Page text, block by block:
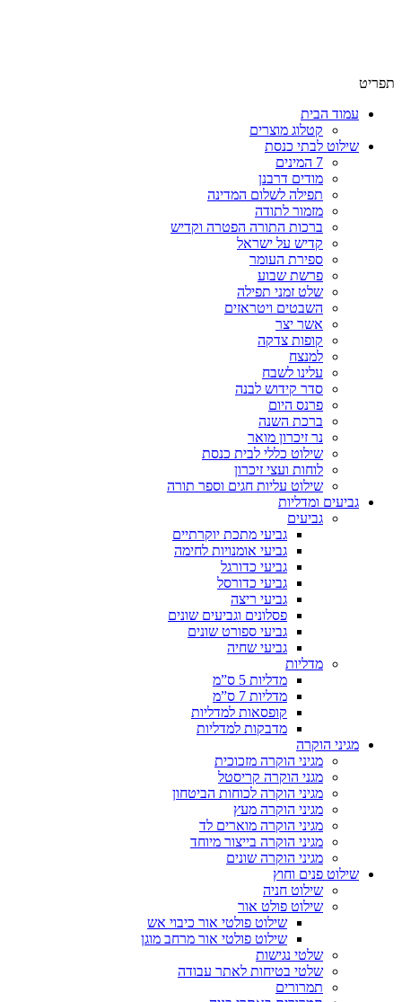
תפריט
עמוד הבית
קטלוג מוצרים
שילוט לבתי כנסת
7 המינים
מודים דרבנן
תפילה לשלום המדינה
מזמור לתודה
ברכות התורה הפטרה וקדיש
קדיש על ישראל
ספירת העומר
פרשת שבוע
שלט זמני תפילה
השבטים ויטראזים
אשר יצר
קופות צדקה
למנצח
עלינו לשבח
סדר קידוש לבנה
פרנס היום
ברכת השנה
נר זיכרון מואר
שילוט כללי לבית כנסת
לוחות ועצי זיכרון
שילוט עליות חגים וספר תורה
גביעים ומדליות
גביעים
גביעי מתכת יוקרתיים
גביעי אומנויות לחימה
גביעי כדורגל
גביעי כדורסל
גביעי ריצה
פסלונים וגביעים שונים
גביעי ספורט שונים
גביעי שחיה
מדליות
מדליות 5 ס”מ
מדליות 7 ס”מ
קופסאות למדליות
מדבקות למדליות
מגיני הוקרה
מגיני הוקרה מזכוכית
מגני הוקרה קריסטל
מגיני הוקרה לכוחות הביטחון
מגיני הוקרה מעץ
מגיני הוקרה מוארים לד
מגיני הוקרה בייצור מיוחד
מגיני הוקרה שונים
שילוט פנים וחוץ
שילוט חניה
שילוט פולט אור
שילוט פולטי אור כיבוי אש
שילוט פולטי אור מרחב מוגן
שלטי נגישות
שלטי בטיחות לאתר עבודה
תמרורים